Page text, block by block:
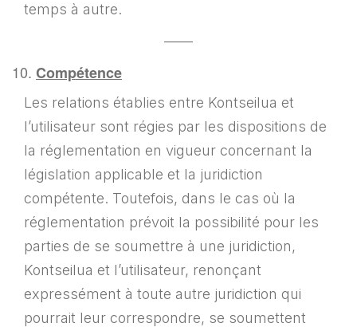
temps à autre.
——
Compétence
Les relations établies entre Kontseilua et
l’utilisateur sont régies par les dispositions de
la réglementation en vigueur concernant la
législation applicable et la juridiction
compétente. Toutefois, dans le cas où la
réglementation prévoit la possibilité pour les
parties de se soumettre à une juridiction,
Kontseilua et l’utilisateur, renonçant
expressément à toute autre juridiction qui
pourrait leur correspondre, se soumettent